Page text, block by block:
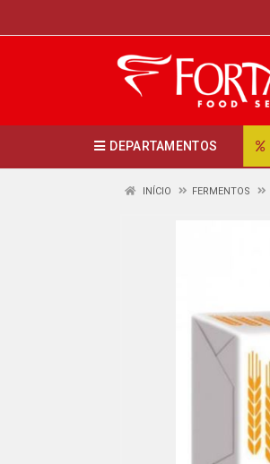
DEPARTAMENTOS
INÍCIO FERMENTOS